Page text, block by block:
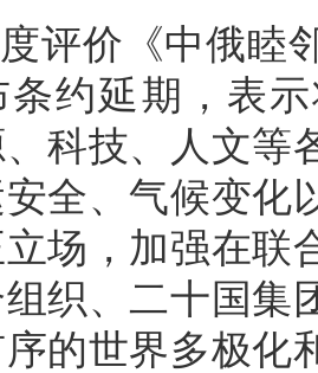
评价《中俄睦
条约延期，表
科技、人文等
全、气候变化
场，加强在联
织、二十国集
的世界多极化